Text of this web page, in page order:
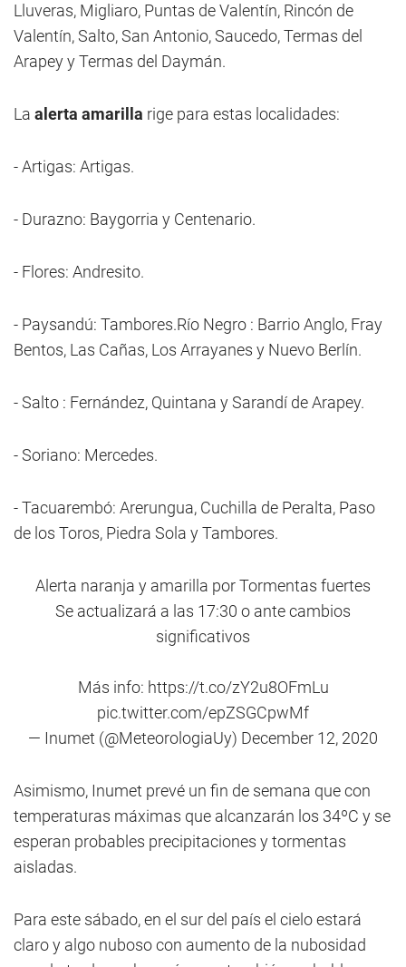
Lluveras, Migliaro, Puntas de Valentín, Rincón de
Valentín, Salto, San Antonio, Saucedo, Termas del
Arapey y Termas del Daymán.
La alerta amarilla rige para estas localidades:
- Artigas: Artigas.
- Durazno: Baygorria y Centenario.
- Flores: Andresito.
- Paysandú: Tambores.Río Negro : Barrio Anglo, Fray
Bentos, Las Cañas, Los Arrayanes y Nuevo Berlín.
- Salto : Fernández, Quintana y Sarandí de Arapey.
- Soriano: Mercedes.
- Tacuarembó: Arerungua, Cuchilla de Peralta, Paso
de los Toros, Piedra Sola y Tambores.
Alerta naranja y amarilla por Tormentas fuertes
Se actualizará a las 17:30 o ante cambios
significativos
Más info: https://t.co/zY2u8OFmLu
pic.twitter.com/epZSGCpwMf
— Inumet (@MeteorologiaUy) December 12, 2020
Asimismo, Inumet prevé un fin de semana que con
temperaturas máximas que alcanzarán los 34ºC y se
esperan probables precipitaciones y tormentas
aisladas.
Para este sábado, en el sur del país el cielo estará
claro y algo nuboso con aumento de la nubosidad